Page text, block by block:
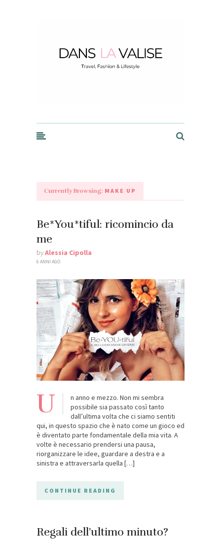
Currently Browsing: MAKE UP
Be*You*tiful: ricomincio da
me
byAlessia Cipolla
6 ANNI AGO
U
n anno e mezzo. Non mi sembra
possibile sia passato così tanto
dall’ultima volta che ci siamo sentiti
qui, in questo spazio che è nato come un gioco ed
è diventato parte fondamentale della mia vita. A
volte è necessario prendersi una pausa,
riorganizzare le idee, guardare a destra e a
sinistra e attraversarla quella […]
CONTINUE READING
Regali dell’ultimo minuto?